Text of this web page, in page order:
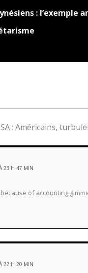
: l’exemple
: Américains,
23 H 47 MIN
of accounting
22 H 20 MIN